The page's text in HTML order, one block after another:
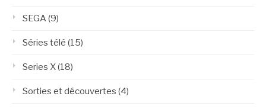
SEGA(9)
Séries télé (15)
Series X(18)
Sorties et découvertes (4)